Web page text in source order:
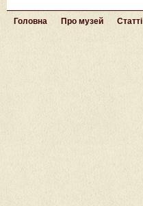
Головна Про музей Статті